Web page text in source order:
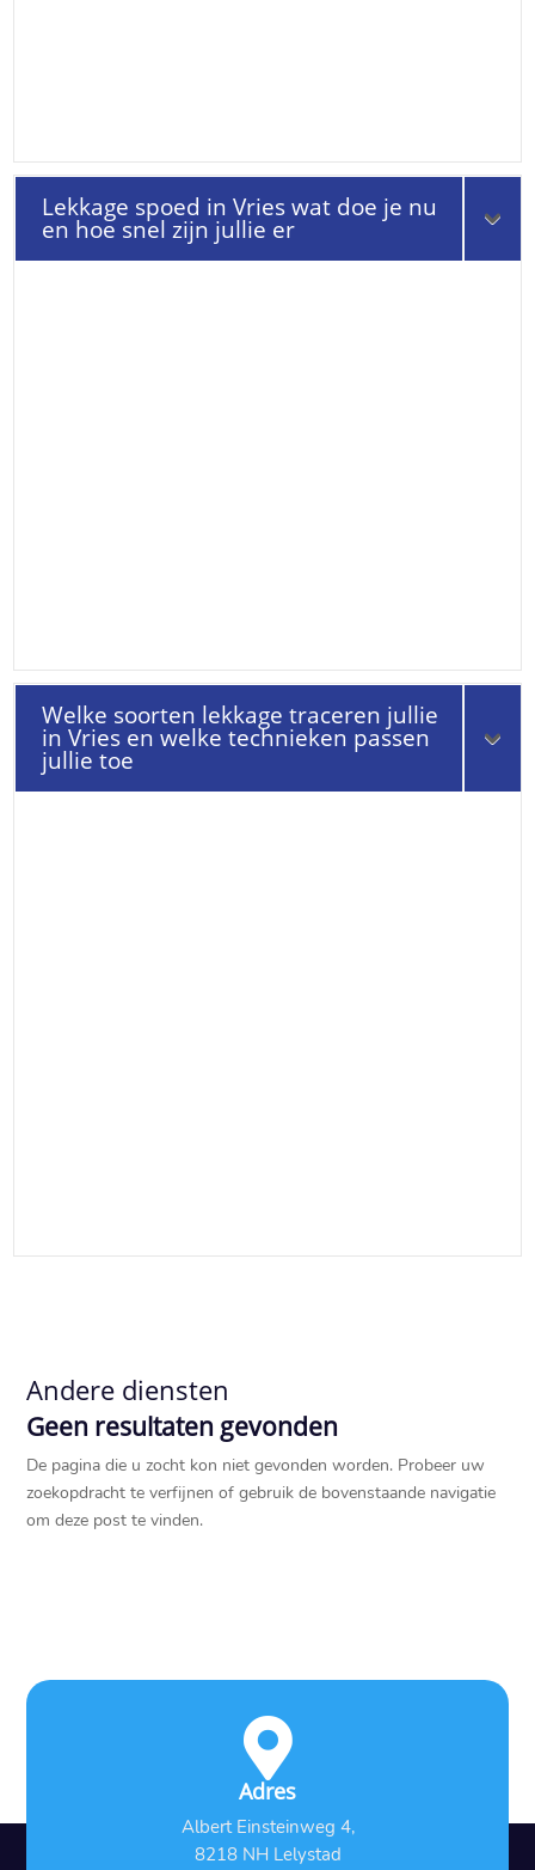
Lekkage spoed in Vries wat doe je nu
en hoe snel zijn jullie er
Welke soorten lekkage traceren jullie
in Vries en welke technieken passen
jullie toe
Andere diensten
Geen resultaten gevonden
De pagina die u zocht kon niet gevonden worden. Probeer uw
zoekopdracht te verfijnen of gebruik de bovenstaande navigatie
om deze post te vinden.

Adres
Albert Einsteinweg 4,
8218 NH Lelystad